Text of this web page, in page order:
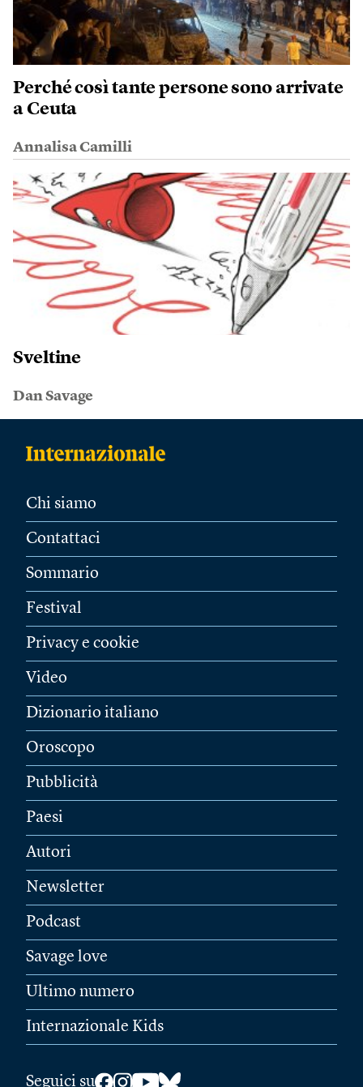
Perché così tante persone sono arrivate
a Ceuta
Annalisa Camilli
Sveltine
Dan Savage
Chi siamo
Contattaci
Sommario
Festival
Privacy e cookie
Video
Dizionario italiano
Oroscopo
Pubblicità
Paesi
Autori
Newsletter
Podcast
Savage love
Ultimo numero
Internazionale Kids
Seguici su